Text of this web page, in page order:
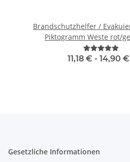
Brandschutzhelfer /
Piktogramm Weste rot/
11,18 € - 14,90 €
Gesetzliche Informationen